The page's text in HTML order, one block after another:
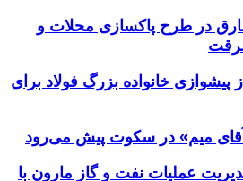
۸ نفر سارق در طرح پاکسازی محلات و
خانواده بزرگ فولاد برای
میم» در سکوت پیش می‌رود
عملیات نفت و گاز مارون با